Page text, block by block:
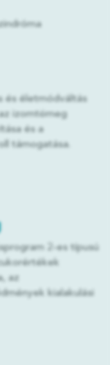
és életmódváltás
izomtömeg
és a
támogatása.
2-es típusú
az
kialakulási